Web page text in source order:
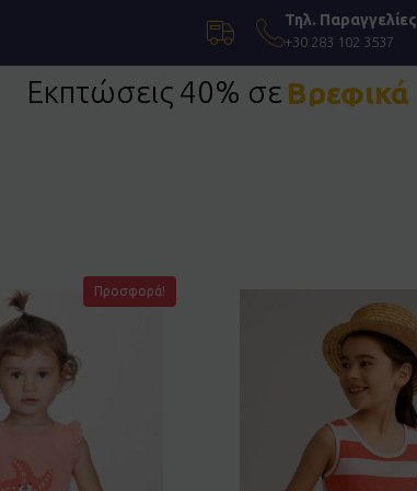
Τηλ. Παραγγελίες
+30 283 102 3537
Εκπτώσεις 40% σε
Βρεφικά
Προσφορά!